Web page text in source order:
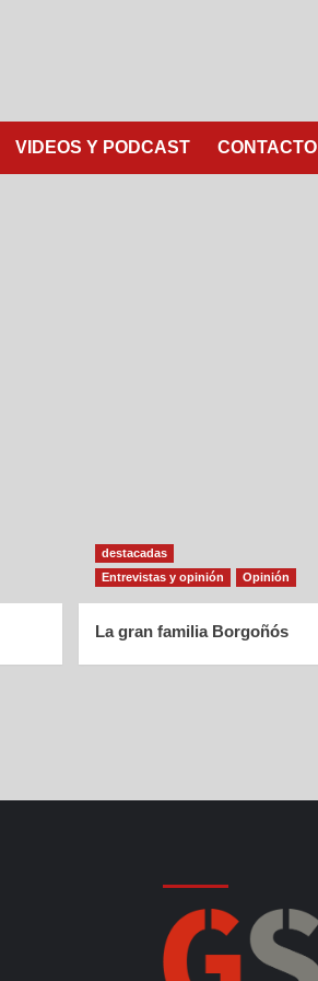
VIDEOS Y PODCAST CONTACTO
destacadas
Entrevistas y opinión
Opinión
La gran familia Borgoñós